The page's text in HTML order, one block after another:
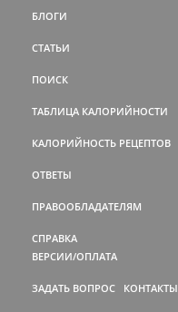
БЛОГИ
СТАТЬИ
ПОИСК
ТАБЛИЦА КАЛОРИЙНОСТИ
КАЛОРИЙНОСТЬ РЕЦЕПТОВ
ОТВЕТЫ
ПРАВООБЛАДАТЕЛЯМ
СПРАВКА
ВЕРСИИ/ОПЛАТА
ЗАДАТЬ ВОПРОС КОНТАКТЫ